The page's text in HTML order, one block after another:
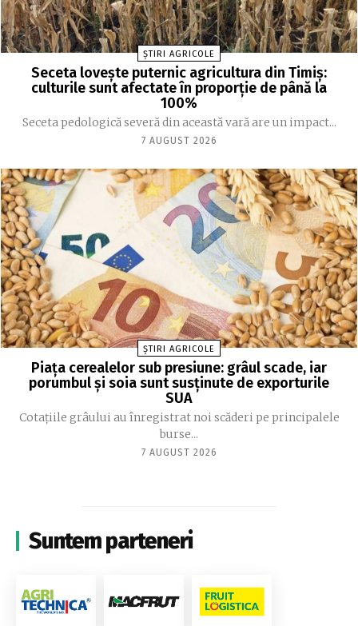
ȘTIRI AGRICOLE
Seceta lovește puternic agricultura din Timiș:
culturile sunt afectate în proporție de până la
100%
Seceta pedologică severă din această vară are un impact...
7 AUGUST 2026
ȘTIRI AGRICOLE
Piața cerealelor sub presiune: grâul scade, iar
porumbul și soia sunt susținute de exporturile
SUA
Cotațiile grâului au înregistrat noi scăderi pe principalele
burse...
7 AUGUST 2026
Suntem parteneri